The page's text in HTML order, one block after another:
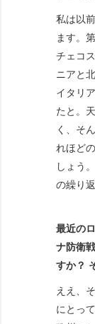
私は以
ます。
チェコ
ニアと
イタリ
たと。
く、そ
れほど
しょう
の繰り
最近の
ナ防衛
すか？
ええ、
にとっ